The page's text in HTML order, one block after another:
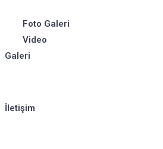
Foto Galeri
Video
Galeri
İletişim